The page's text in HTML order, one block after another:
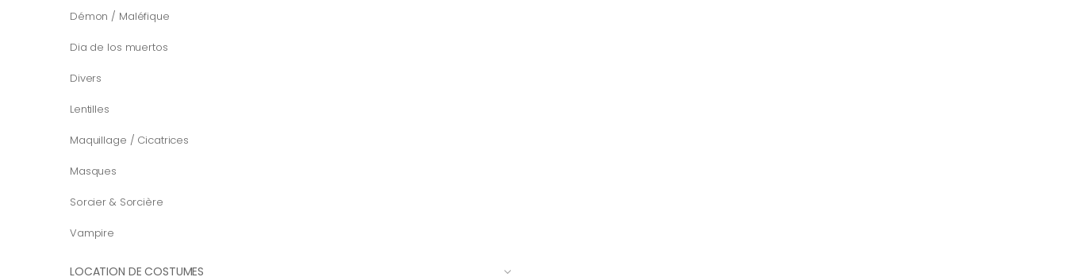
Démon / Maléfique
Dia de los muertos
Divers
Lentilles
Maquillage / Cicatrices
Masques
Sorcier & Sorcière
Vampire
LOCATION DE COSTUMES